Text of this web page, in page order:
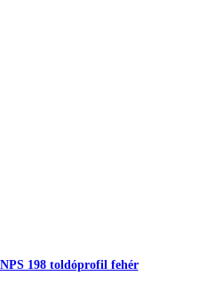
198 toldóprofil fehér